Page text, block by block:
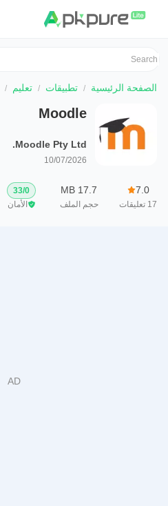
الصفحة الرئيسية تطبيقات تعليم
Moodle
Moodle Pty Ltd.
10/07/2026
7.0
17 تعليقات
17.7 MB
حجم الملف
0
/
33
الأمان